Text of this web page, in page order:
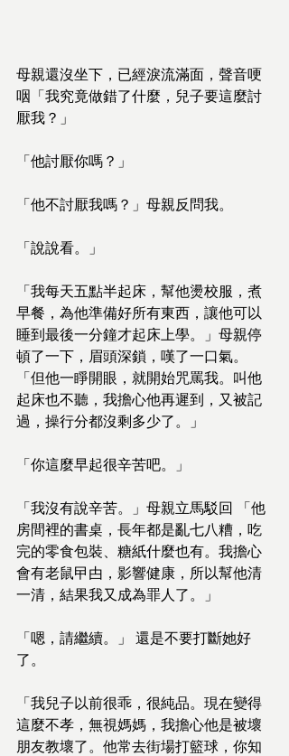
母親還沒坐下，已經淚流滿面，聲音哽
咽「我究竟做錯了什麼，兒子要這麼討
厭我？」
「他討厭你嗎？」
「他不討厭我嗎？」母親反問我。
「說說看。」
「我每天五點半起床，幫他燙校服，煮
早餐，為他準備好所有東西，讓他可以
睡到最後一分鐘才起床上學。」母親停
頓了一下，眉頭深鎖，嘆了一口氣。
「但他一睜開眼，就開始咒罵我。叫他
起床也不聽，我擔心他再遲到，又被記
過，操行分都沒剩多少了。」
「你這麼早起很辛苦吧。」
「我沒有說辛苦。」母親立馬駁回 「他
房間裡的書桌，長年都是亂七八糟，吃
完的零食包裝、糖紙什麼也有。我擔心
會有老鼠曱甴，影響健康，所以幫他清
一清，結果我又成為罪人了。」
「嗯，請繼續。」 還是不要打斷她好
了。
「我兒子以前很乖，很純品。現在變得
這麼不孝，無視媽媽，我擔心他是被壞
朋友教壞了。他常去街場打籃球，你知